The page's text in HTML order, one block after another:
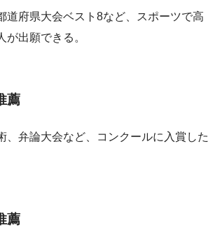
道府県大会ベスト8など、スポーツで高
が出願できる。
薦
、弁論大会など、コンクールに入賞した
薦